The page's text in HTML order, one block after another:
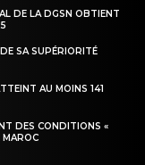
DE LA DGSN OBTIENT
SA SUPÉRIORITÉ
AU MOINS 141
DES CONDITIONS «
MAROC